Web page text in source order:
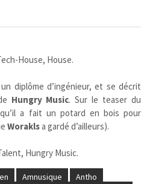
House, House.
diplôme d’ingénieur, et se décrit
Hungry Music. Sur le teaser du
a fait un potard en bois pour
Woraklsa gardé d’ailleurs).
Hungry Music.
Amnusique
Antho